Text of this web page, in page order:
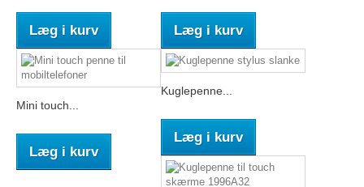
Læg i kurv Læg i kurv
Mini touch...
Læg i kurv
Kuglepenne...
Læg i kurv